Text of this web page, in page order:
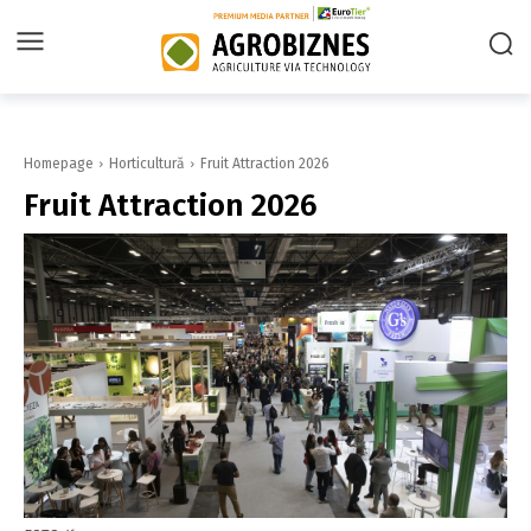
Homepage Horticultură Fruit Attraction 2026
Fruit Attraction 2026